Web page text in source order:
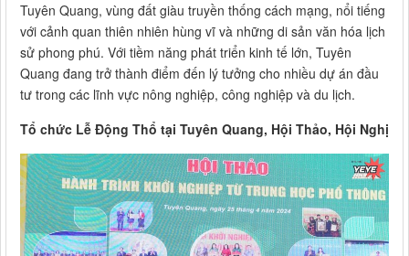
Tuyên Quang, vùng đất giàu truyền thống cách mạng, nổi tiếng
với cảnh quan thiên nhiên hùng vĩ và những di sản văn hóa lịch
sử phong phú. Với tiềm năng phát triển kinh tế lớn, Tuyên
Quang đang trở thành điểm đến lý tưởng cho nhiều dự án đầu
tư trong các lĩnh vực nông nghiệp, công nghiệp và du lịch.
Tổ chức Lễ Động Thổ tại Tuyên Quang, Hội Thảo, Hội Nghị